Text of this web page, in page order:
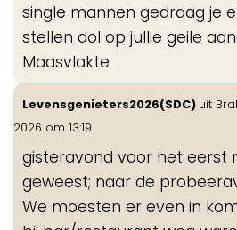
single mannen gedraag je
stellen dol op jullie geile
Maasvlakte
Levensgenieters2026(SDC) uit
2026 om 13:19
gisteravond voor het eerst
geweest; naar de
We moesten er even in